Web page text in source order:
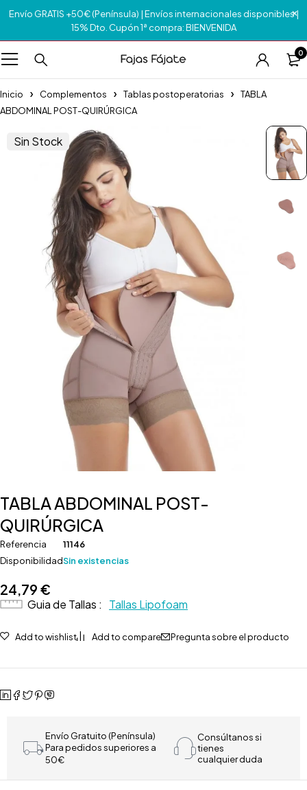
Envío GRATIS +50€ (Península) | Envíos internacionales disponibles |
15% Dto. Cupón 1ª compra: BIENVENIDA
0
Inicio Complementos Tablas postoperatorias
TABLA
ABDOMINAL POST-QUIRÚRGICA
Sin Stock
TABLA ABDOMINAL POST-
QUIRÚRGICA
Referencia
11146
DisponibilidadSin existencias
24,79 €
Guia de Tallas Tallas Lipofoam
Add to wishlist Add to compare Pregunta sobre el producto
Envío Gratuito (Península)
Para pedidos superiores a
50€
Consúltanos si
tienes
cualquier duda